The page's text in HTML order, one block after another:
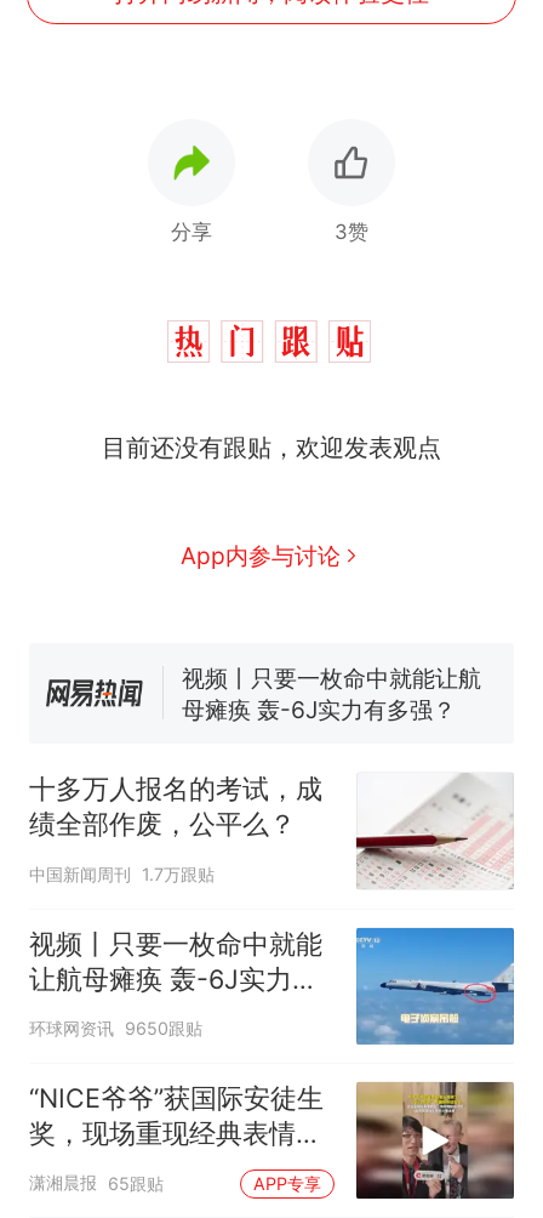
分享 3赞
目前还没有跟贴，欢迎发表观点
App内参与讨论
新 全球唯一没有法定首都的国
家，刚改国名，总统就邀请中
了……
视频丨只要一枚命中就能让航
母瘫痪 轰-6J实力有多强？
电力部门回应
佛山一中学招聘物理教师，笔
试前13名均遭淘汰？教育局：
已叫停招聘，成立调查组全面
热 十多万人报名的考试，成绩
十多万人报名的考试，成
绩全部作废，公平么？
中国新闻周刊 1.7万跟贴
视频丨只要一枚命中就能
让航母瘫痪 轰-6J实力有
多强？
环球网资讯 9650跟贴
“NICE爷爷”获国际安徒生
奖，现场重现经典表情
包，向中国粉丝问好
潇湘晨报 65跟贴 APP专享